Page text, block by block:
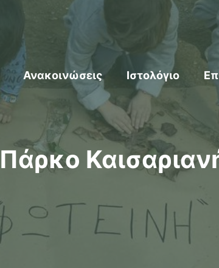
Ανακοινώσεις Ιστολόγιο